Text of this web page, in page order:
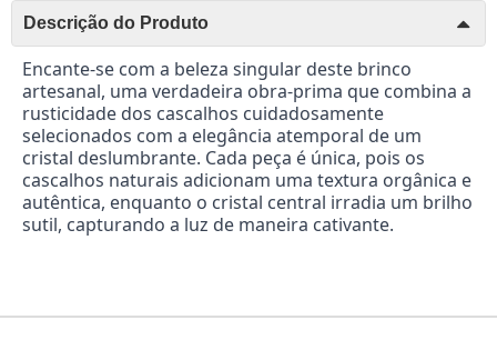
Descrição do Produto
Encante-se com a beleza singular deste brinco
artesanal, uma verdadeira obra-prima que combina a
rusticidade dos cascalhos cuidadosamente
selecionados com a elegância atemporal de um
cristal deslumbrante. Cada peça é única, pois os
cascalhos naturais adicionam uma textura orgânica e
autêntica, enquanto o cristal central irradia um brilho
sutil, capturando a luz de maneira cativante.